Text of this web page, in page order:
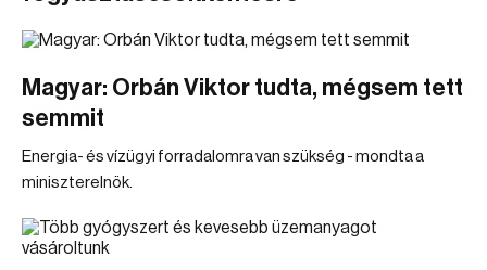
Magyar: Orbán Viktor tudta, mégsem tett
semmit
Energia- és vízügyi forradalomra van szükség - mondta a
miniszterelnök.